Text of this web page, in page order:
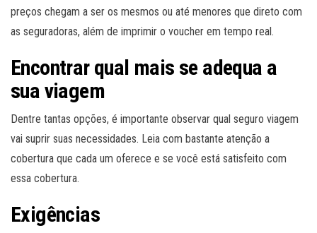
preços chegam a ser os mesmos ou até menores que direto com
as seguradoras, além de imprimir o voucher em tempo real.
Encontrar qual mais se adequa a
sua viagem
Dentre tantas opções, é importante observar qual seguro viagem
vai suprir suas necessidades. Leia com bastante atenção a
cobertura que cada um oferece e se você está satisfeito com
essa cobertura.
Exigências